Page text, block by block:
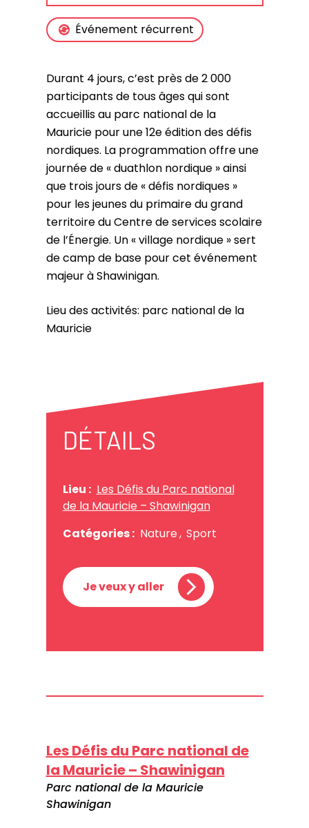
Événement récurrent
Durant 4 jours, c’est près de 2 000
participants de tous âges qui sont
accueillis au parc national de la
Mauricie pour une 12e édition des défis
nordiques. La programmation offre une
journée de « duathlon nordique » ainsi
que trois jours de « défis nordiques »
pour les jeunes du primaire du grand
territoire du Centre de services scolaire
de l’Énergie. Un « village nordique » sert
de camp de base pour cet événement
majeur à Shawinigan.
Lieu des activités: parc national de la
Mauricie
DÉTAILS
Lieu : Les Défis du Parc national
de la Mauricie – Shawinigan
Catégories : Nature, Sport
Je veux y aller
Les Défis du Parc national de
la Mauricie – Shawinigan
Parc national de la Mauricie
Shawinigan